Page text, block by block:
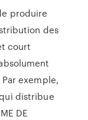
produire
des
court
exemple,
distribue
DE